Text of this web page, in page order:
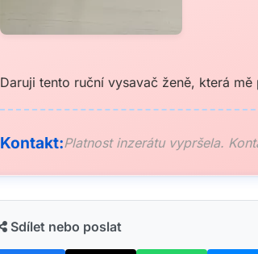
Daruji tento ruční vysavač ženě, která
Kontakt:Platnost inzerátu vypršela.
Sdílet nebo poslat